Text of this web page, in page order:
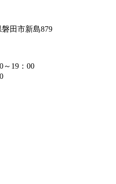
田市新島879
19：00